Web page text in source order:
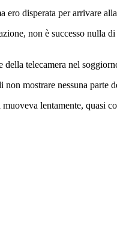
ero disperata per arrivare
non è successo nulla
telecamera nel
non mostrare nessuna
lentamente, quasi